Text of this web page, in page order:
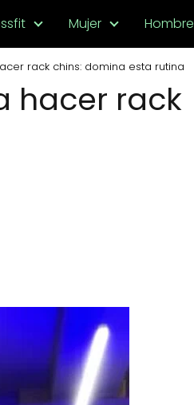
Mujer Hombre
rack chins: domina esta rutina
hacer rack